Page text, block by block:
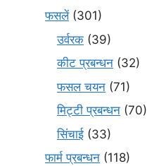
फसलें(301)
उर्वरक (39)
कीट प्रबन्धन (32)
फसल चयन (71)
मि‌ट्टी प्रबन्धन (70)
सिंचाई (33)
फार्म प्रबन्धन (118)